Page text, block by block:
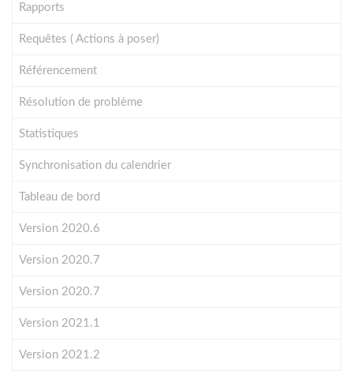
Rapports
Requêtes ( Actions à poser)
Référencement
Résolution de problème
Statistiques
Synchronisation du calendrier
Tableau de bord
Version 2020.6
Version 2020.7
Version 2020.7
Version 2021.1
Version 2021.2